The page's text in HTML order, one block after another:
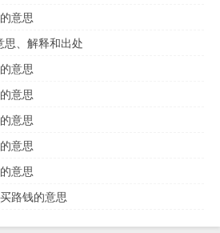
意思
、解释和出处
意思
意思
意思
意思
意思
路钱的意思